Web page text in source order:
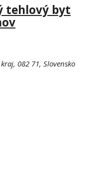
tehlový byt
082 71, Slovensko